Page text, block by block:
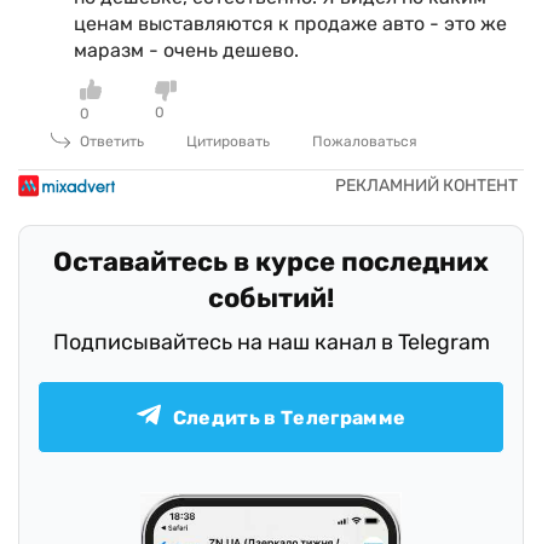
ценам выставляются к продаже авто - это же
маразм - очень дешево.
0
0
Ответить
Цитировать Пожаловаться
Оставайтесь в курсе последних
событий!
Подписывайтесь на наш канал в Telegram
Следить в Телеграмме